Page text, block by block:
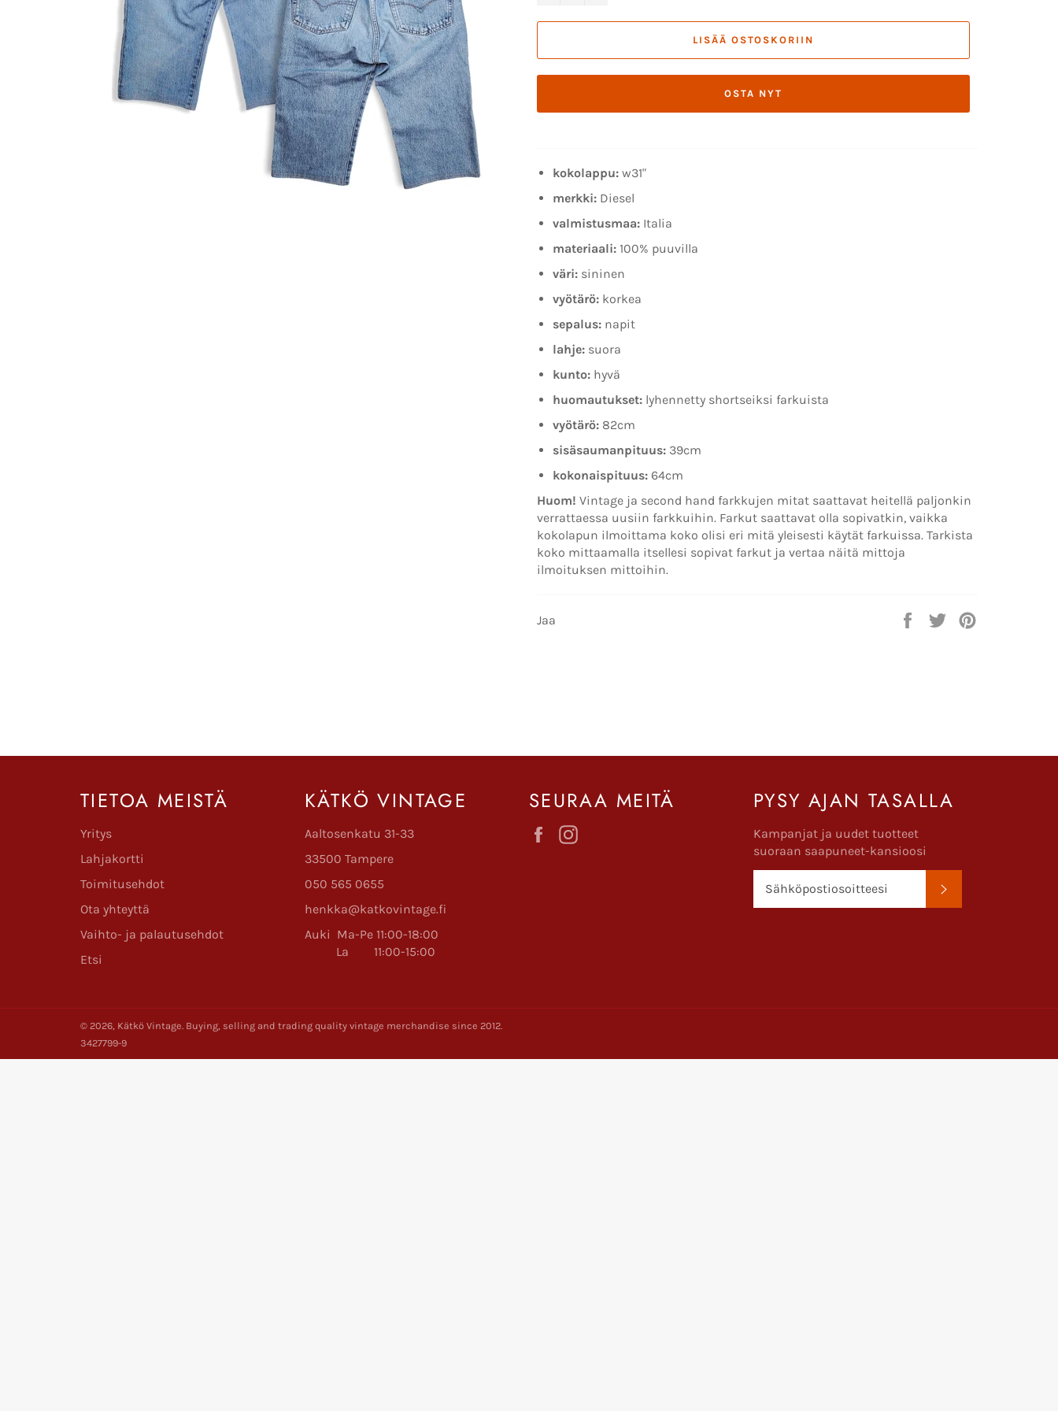
LISÄÄ OSTOSKORIIN
OSTA NYT
kokolappu: w31"
merkki: Diesel
valmistusmaa: Italia
materiaali: 100% puuvilla
väri: sininen
vyötärö: korkea
sepalus: napit
lahje: suora
kunto: hyvä
huomautukset: lyhennetty shortseiksi farkuista
vyötärö: 82cm
sisäsaumanpituus: 39cm
kokonaispituus: 64cm
Huom! Vintage ja second hand farkkujen mitat saattavat heitellä paljonkin
verrattaessa uusiin farkkuihin. Farkut saattavat olla sopivatkin, vaikka
kokolapun ilmoittama koko olisi eri mitä yleisesti käytät farkuissa. Tarkista
koko mittaamalla itsellesi sopivat farkut ja vertaa näitä mittoja
ilmoituksen mittoihin.
Jaa
Jaa
Twiittaa
TIETOA MEISTÄ
Yritys
Lahjakortti
Toimitusehdot
Ota yhteyttä
Vaihto- ja palautusehdot
Etsi
KÄTKÖ VINTAGE
Aaltosenkatu 31-33
33500 Tampere
050 565 0655
henkka@katkovintage.fi
Auki Ma-Pe 11:00-18:00
La 11:00-15:00
SEURAA MEITÄ
Facebook
PYSY AJAN TASALLA
Kampanjat ja uudet tuotteet
suoraan saapuneet-kansioosi
© 2026, Kätkö Vintage . Buying, selling and trading quality vintage merchandise since 2012.
3427799-9